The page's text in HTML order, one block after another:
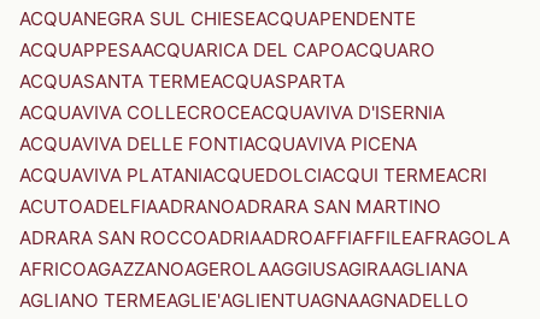
ACQUANEGRA SUL CHIESEACQUAPENDENTE
ACQUAPPESAACQUARICA DEL CAPOACQUARO
ACQUASANTA TERMEACQUASPARTA
ACQUAVIVA COLLECROCEACQUAVIVA D'ISERNIA
ACQUAVIVA DELLE FONTIACQUAVIVA PICENA
ACQUAVIVA PLATANIACQUEDOLCIACQUI TERMEACRI
ACUTOADELFIAADRANOADRARA SAN MARTINO
ADRARA SAN ROCCOADRIAADROAFFIAFFILEAFRAGOLA
AFRICOAGAZZANOAGEROLAAGGIUSAGIRAAGLIANA
AGLIANO TERMEAGLIE'AGLIENTUAGNAAGNADELLO